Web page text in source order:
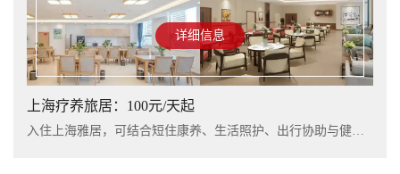
详细信息
上海疗养旅居：100元/天起
入住上海雅居，可结合短住康养、生活照护、出行协助与健康管理服务，提升长者阶段性休养体验。